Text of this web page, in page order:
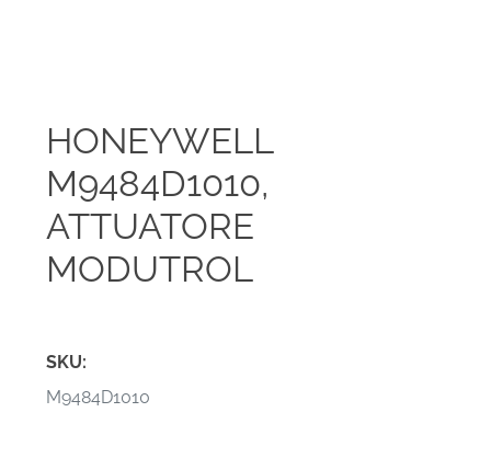
HONEYWELL
M9484D1010,
ATTUATORE
MODUTROL
SKU:
M9484D1010